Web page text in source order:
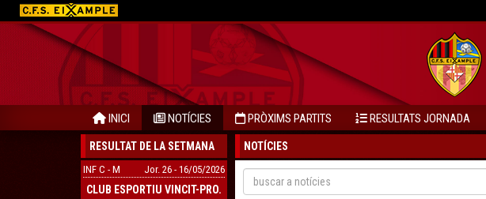
INICI NOTÍCIES PRÒXIMS PARTITS RESULTATS JORNADA
RESULTAT DE LA SETMANA
INF C - M Jor. 26 - 16/05/2026
CLUB ESPORTIU VINCIT-PRO.
NOTÍCIES